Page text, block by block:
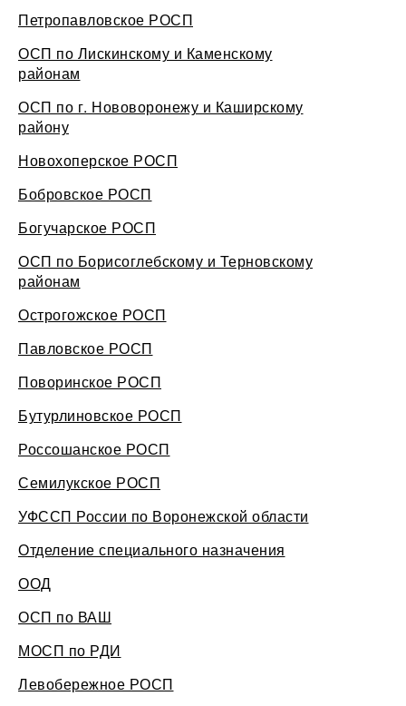
Петропавловское РОСП
ОСП по Лискинскому и Каменскому
районам
ОСП по г. Нововоронежу и Каширскому
району
Новохоперское РОСП
Бобровское РОСП
Богучарское РОСП
ОСП по Борисоглебскому и Терновскому
районам
Острогожское РОСП
Павловское РОСП
Поворинское РОСП
Бутурлиновское РОСП
Россошанское РОСП
Семилукское РОСП
УФССП России по Воронежской области
Отделение специального назначения
ООД
ОСП по ВАШ
МОСП по РДИ
Левобережное РОСП